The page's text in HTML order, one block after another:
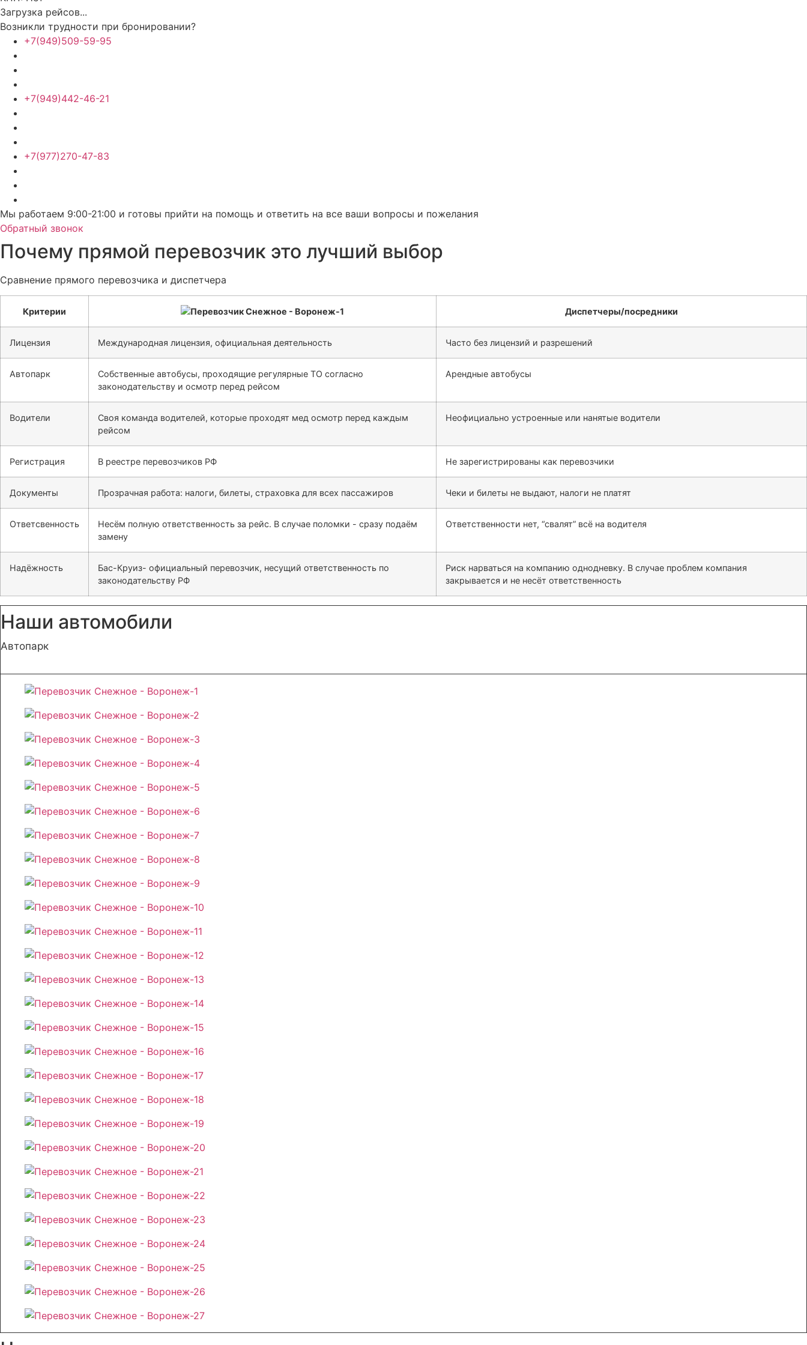
Загрузка рейсов...
Возникли трудности при бронировании?
+7(949)509-59-95
+7(949)442-46-21
+7(977)270-47-83
Мы работаем 9:00-21:00 и готовы прийти на помощь и ответить на все ваши вопросы и пожелания
Обратный звонок
Почему прямой перевозчик это лучший выбор
Сравнение прямого перевозчика и диспетчера
Критерии Диспетчеры/посредники
Лицензия Международная лицензия, официальная деятельность Часто без лицензий и разрешений
Автопарк
Собственные автобусы, проходящие регулярные ТО согласно
законодательству и осмотр перед рейсом
Арендные автобусы
Водители
Своя команда водителей, которые проходят мед осмотр перед каждым
рейсом
Неофициально устроенные или нанятые водители
Регистрация В реестре перевозчиков РФ Не зарегистрированы как перевозчики
Документы Прозрачная работа: налоги, билеты, страховка для всех пассажиров Чеки и билеты не выдают, налоги не платят
Ответсвенность
Несём полную ответственность за рейс. В случае поломки - сразу подаём
замену
Ответственности нет, “свалят” всё на водителя
Надёжность
Бас-Круиз- официальный перевозчик, несущий ответственность по
законодательству РФ
Риск нарваться на компанию однодневку. В случае проблем компания
закрывается и не несёт ответственность
Наши автомобили
Автопарк